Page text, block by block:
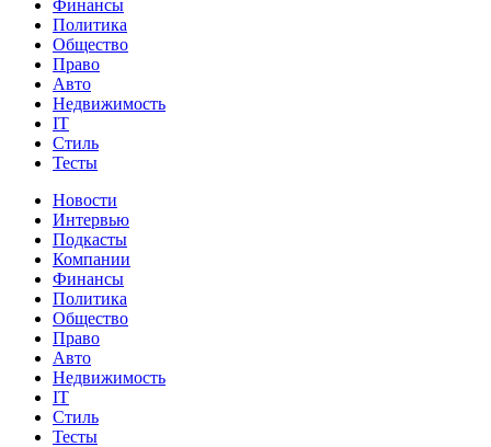
Финансы
Политика
Общество
Право
Авто
Недвижимость
IT
Стиль
Тесты
Новости
Интервью
Подкасты
Компании
Финансы
Политика
Общество
Право
Авто
Недвижимость
IT
Стиль
Тесты